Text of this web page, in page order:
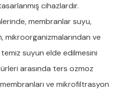
cihazlardır.
membranlar suyu,
mikroorganizmalarından ve
suyun elde edilmesini
arasında ters ozmoz
ve mikrofiltrasyon